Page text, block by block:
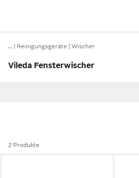
… Reinigungsgeräte Wischer
Vileda Fensterwischer
2 Produkte